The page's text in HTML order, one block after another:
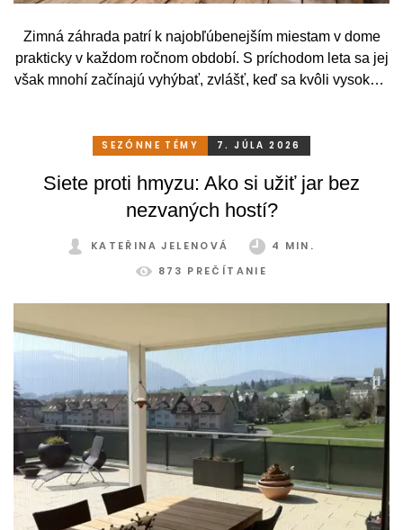
Zimná záhrada patrí k najobľúbenejším miestam v dome
prakticky v každom ročnom období. S príchodom leta sa jej
však mnohí začínajú vyhýbať, zvlášť, keď sa kvôli vysokým
stačí relatívne málo. So správnym, praktickým a šikovným
pohodlne a bez obmedzení po celý rok.
SEZÓNNE TÉMY 7. JÚLA 2026
Siete proti hmyzu: Ako si užiť jar bez
nezvaných hostí?
KATEŘINA JELENOVÁ
4 MIN.
873 PREČÍTANIE